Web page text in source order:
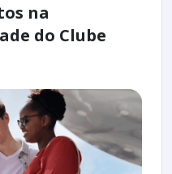
na
do Clube